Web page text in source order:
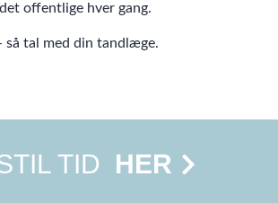
offentlige hver gang.
så tal med din tandlæge.
TID HER